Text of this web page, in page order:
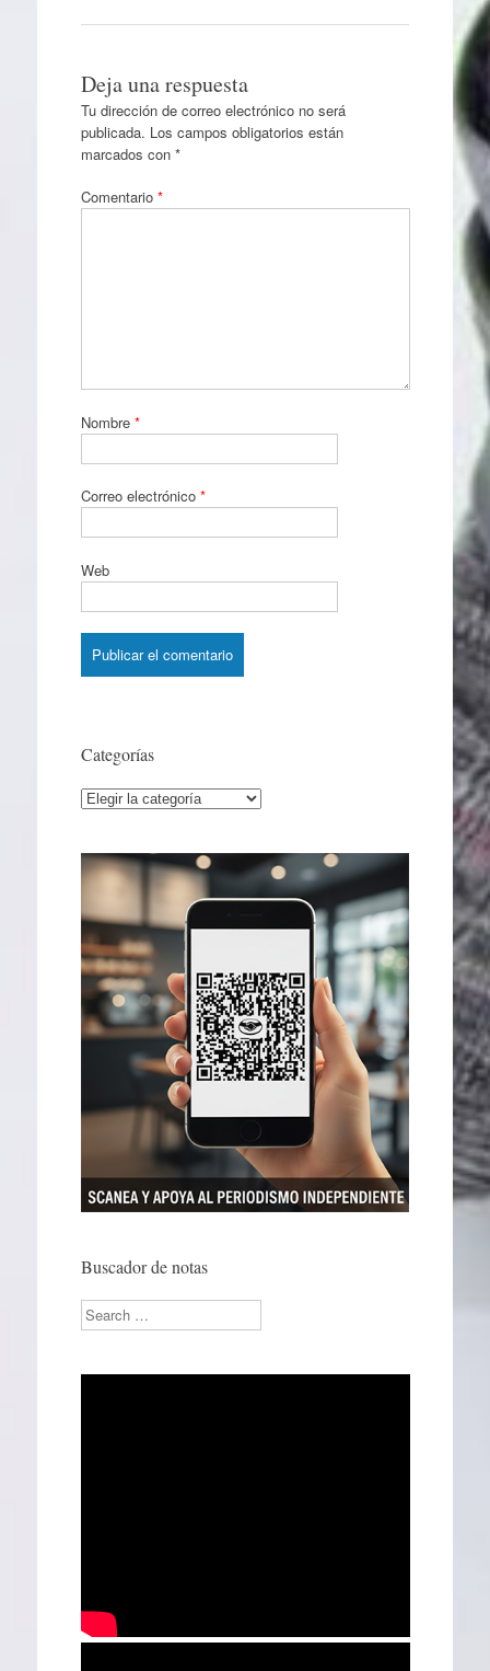
Deja una respuesta
Tu dirección de correo electrónico no será
publicada. Los campos obligatorios están
marcados con *
Comentario *
Nombre *
Correo electrónico *
Web
Categorías
Categorías
Buscador de notas
Search